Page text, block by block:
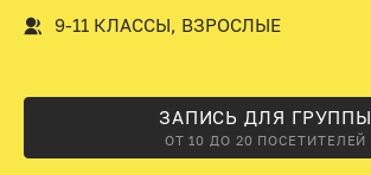
9-11 КЛАССЫ, ВЗРОСЛЫЕ
ЗАПИСЬ ДЛЯ ГРУППЫ
ОТ 10 ДО 20 ПОСЕТИТЕЛЕЙ